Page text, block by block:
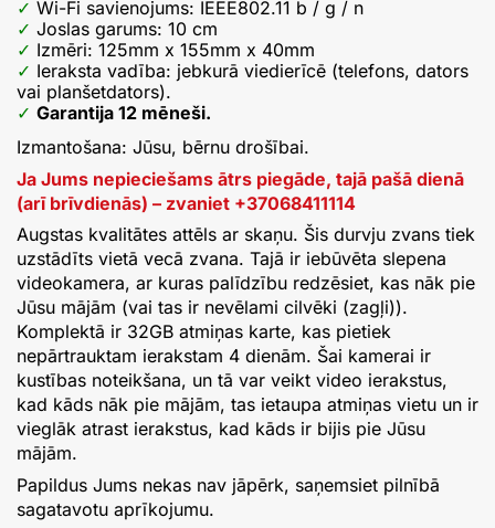
Wi-Fi savienojums: IEEE802.11 b / g / n
Joslas garums: 10 cm
Izmēri: 125mm x 155mm x 40mm
Ieraksta vadība: jebkurā viedierīcē (telefons, dators
vai planšetdators).
Garantija 12 mēneši.
Izmantošana: Jūsu, bērnu drošībai.
Ja Jums nepieciešams ātrs piegāde, tajā pašā dienā
(arī brīvdienās) – zvaniet +37068411114
Augstas kvalitātes attēls ar skaņu. Šis durvju zvans tiek
uzstādīts vietā vecā zvana. Tajā ir iebūvēta slepena
videokamera, ar kuras palīdzību redzēsiet, kas nāk pie
Jūsu mājām (vai tas ir nevēlami cilvēki (zagļi)).
Komplektā ir 32GB atmiņas karte, kas pietiek
nepārtrauktam ierakstam 4 dienām. Šai kamerai ir
kustības noteikšana, un tā var veikt video ierakstus,
kad kāds nāk pie mājām, tas ietaupa atmiņas vietu un ir
vieglāk atrast ierakstus, kad kāds ir bijis pie Jūsu
mājām.
Papildus Jums nekas nav jāpērk, saņemsiet pilnībā
sagatavotu aprīkojumu.